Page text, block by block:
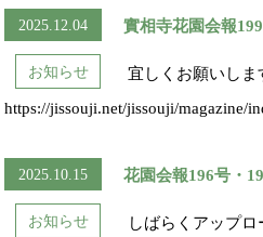
2025.12.04 實相寺花園会報
お知らせ
宜しくお願いしま
https://jissouji.net/jissouji/magazine/
2025.10.15 花園会報196号・
お知らせ
しばらくアップ